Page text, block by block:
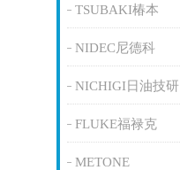
TSUBAKI椿本
NIDEC尼德科
NICHIGI日油技研
FLUKE福禄克
METONE